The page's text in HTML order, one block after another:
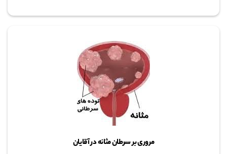
مروری بر سرطان مثانه در آقایان